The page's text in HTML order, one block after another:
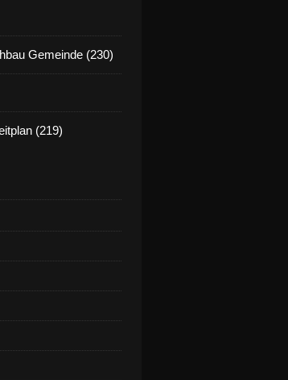
Gemeinde (230)
(219)